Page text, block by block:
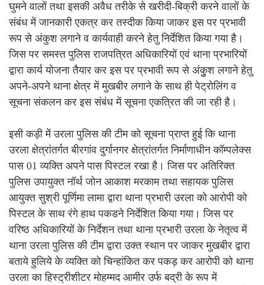
घुमने वालों तथा इसकी अवैध तरीके से खरीदी-बिक्री करने वालों के
संबंध में जानकारी एकत्र कर तस्दीक किया जाकर इस पर प्रभावी
रूप से अंकुश लगाने व कार्यवाही करने हेतु निर्देशित किया गया है।
जिस पर समस्त पुलिस राजपत्रित अधिकारियों एवं थाना प्रभारियों
द्वारा कार्य योजना तैयार कर इस पर प्रभावी रूप से अंकुुश लगाने हेतु
अपने-अपने थाना क्षेत्र में मुखबीर लगाने के साथ ही पेट्रोलिंग व
सूचना संकलन कर इस संबंध में सूचना एकत्रित की जा रही है।
इसी कड़ी में उरला पुलिस की टीम को सूचना प्राप्त हुई कि थाना
उरला क्षेत्रांतर्गत बीरगांव दुर्गानगर क्षेत्रांतर्गत निर्माणाधीन कॉम्पलेक्स
पास 01 व्यक्ति अपने पास पिस्टल रखा है। जिस पर अतिरिक्त
पुलिस उपायुक्त नॉर्थ जोन आकाश मरकाम तथा सहायक पुलिस
आयुक्त सुश्री पूर्णिमा लामा द्वारा थाना प्रभारी उरला को आरोपी को
पिस्टल के साथ रंगे हाथ पकडने निर्देशित किया गया। जिस पर
वरिष्ठ अधिकारियों के निर्देशन तथा थाना प्रभारी उरला के नेतृत्व में
थाना उरला पुलिस की टीम द्वारा उक्त स्थान पर जाकर मुखबीर द्वारा
बताये हुलिये के व्यक्ति को चिन्हांकित कर पकड़ कर आरोपी को थाना
उरला का हिस्ट्रीशीटर मोहम्मद आमीर उर्फ बद्री के रूप में